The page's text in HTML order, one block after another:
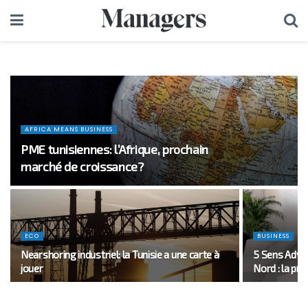
AFRICA MEANS BUSINESS
PME tunisiennes: l’Afrique, prochain
marché de croissance?
ECO
Nearshoring industriel: la Tunisie a une carte à
jouer
BUSINESS
5 Sens
Nord : la